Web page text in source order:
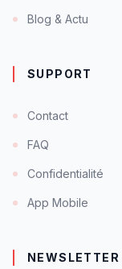
Blog & Actu
SUPPORT
Contact
FAQ
Confidentialité
App Mobile
NEWSLETTER